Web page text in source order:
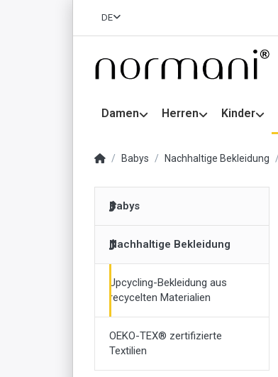
DE
Damen Herren Kinder
Babys Nachhaltige Bekleidung
Babys
Nachhaltige Bekleidung
Upcycling-Bekleidung aus
recycelten Materialien
OEKO-TEX® zertifizierte
Textilien